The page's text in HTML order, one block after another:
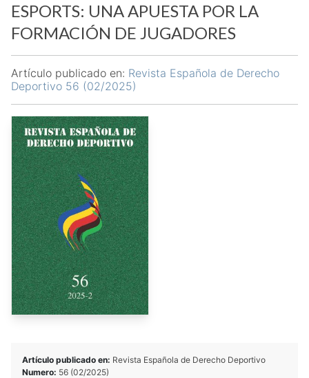
ESPORTS: UNA APUESTA POR LA
FORMACIÓN DE JUGADORES
Artículo publicado en: Revista Española de Derecho
Deportivo 56 (02/2025)
Artículo publicado en: Revista Española de Derecho Deportivo
Numero: 56 (02/2025)